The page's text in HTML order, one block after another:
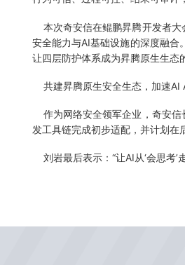
本次奇安信在鲲鹏昇腾开发者大
安全能力与AI基础设施的深度融
让四层防护体系成为昇腾原生生态
共建昇腾原生安全生态，加速AI
作为网络安全领军企业，奇安信
发工具链完成初步适配，并计划在
刘岩最后表示：“让AI从‘会思考’